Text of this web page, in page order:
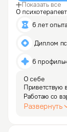
Показать все
О
6 лет опыта
Диплом
6
О себе
Приветствую
Работаю со
С детства
Развернуть